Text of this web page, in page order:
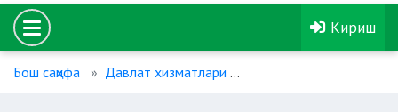
Кириш
Бош саҳифа Давлат хизматлари